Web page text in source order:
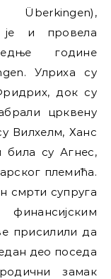
Überkingen),
је и провела
године
Улриха су
док су
црквену
Вилхелм, Ханс
су Агнес,
племића.
смрти супруга
присилили да
део поседа
замак